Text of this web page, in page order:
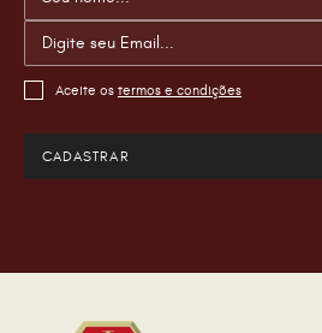
Aceite os termos e condições